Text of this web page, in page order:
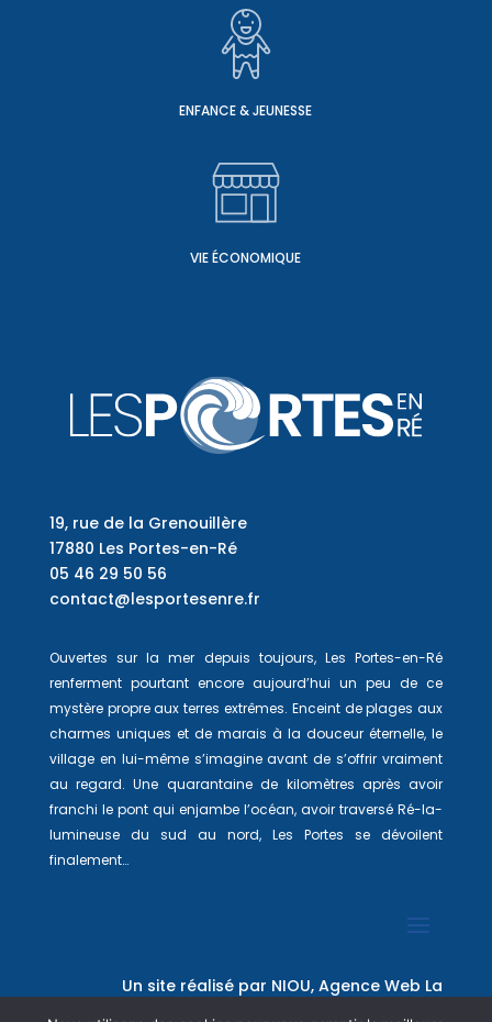
ENFANCE & JEUNESSE
VIE ÉCONOMIQUE
19, rue de la Grenouillère
17880 Les Portes-en-Ré
05 46 29 50 56
contact@lesportesenre.fr
Ouvertes sur la mer depuis toujours, Les Portes-en-Ré
renferment pourtant encore aujourd’hui un peu de ce
mystère propre aux terres extrêmes. Enceint de plages aux
charmes uniques et de marais à la douceur éternelle, le
village en lui-même s’imagine avant de s’offrir vraiment
au regard. Une quarantaine de kilomètres après avoir
franchi le pont qui enjambe l’océan, avoir traversé Ré-la-
lumineuse du sud au nord, Les Portes se dévoilent
finalement…
Un site réalisé par NIOU, Agence Web La